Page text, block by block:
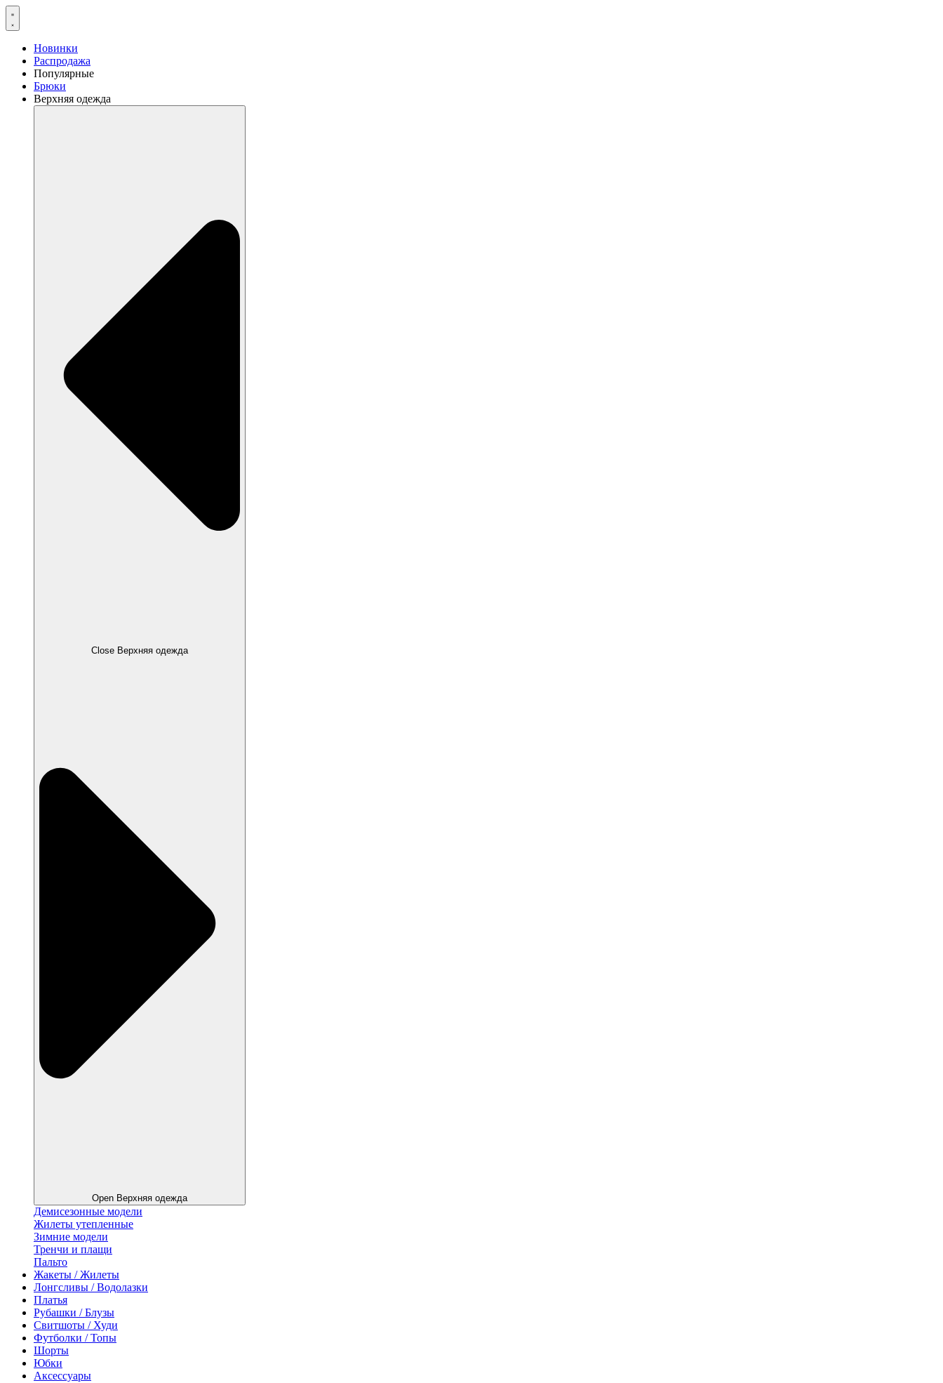
Перейти
Новинки
Распродажа
Популярные
Брюки
Верхняя одежда
Close Верхняя одежда
Open Верхняя одежда
Демисезонные модели
Жилеты утепленные
Зимние модели
Тренчи и плащи
Пальто
Жакеты / Жилеты
Лонгсливы / Водолазки
Платья
Рубашки / Блузы
Свитшоты / Худи
Футболки / Топы
Шорты
Юбки
Аксессуары